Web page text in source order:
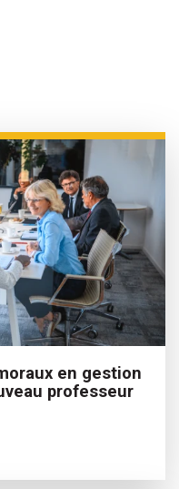
en gestion
professeur